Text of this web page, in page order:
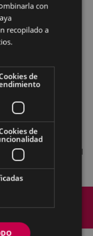
en la
lunes y viernes de
.
al acceder al
Contacto
con
recopilado a
de
de